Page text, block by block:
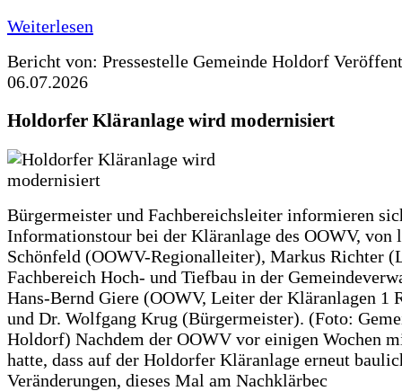
Weiterlesen
Bericht von: Pressestelle Gemeinde Holdorf
06.07.2026
Holdorfer Kläranlage wird modernisiert
Bürgermeister und Fachbereichsleiter informieren
Informationstour bei der Kläranlage des OOWV, von
Schönfeld (OOWV-Regionalleiter), Markus Richter
Fachbereich Hoch- und Tiefbau in der
Hans-Bernd Giere (OOWV, Leiter der Kläranlagen 1
und Dr. Wolfgang Krug (Bürgermeister). (Foto:
Holdorf) Nachdem der OOWV vor einigen Wochen
hatte, dass auf der Holdorfer Kläranlage erneut
Veränderungen, dieses Mal am Nachklärbec